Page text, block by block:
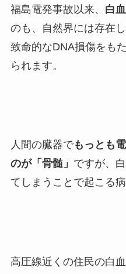
福島電発事故以来、 白
のも、自然界には存在
致命的なDNA損傷をも
られます。
人間の臓器でもっとも
のが「骨髄」 ですが、
てしまうことで起こる病
高圧線近くの住民の白